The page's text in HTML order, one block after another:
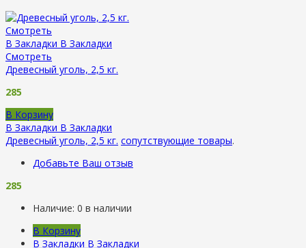
Смотреть
В Закладки В Закладки
Смотреть
Древесный уголь, 2,5 кг.
285
В Корзину
В Закладки В Закладки
Древесный уголь, 2,5 кг. сопутствующие товары.
Добавьте Ваш отзыв
285
Наличие: 0 в наличии
В Корзину
В Закладки В Закладки